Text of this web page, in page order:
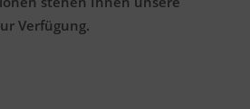
Verfügung.